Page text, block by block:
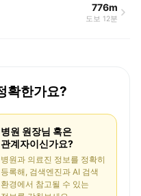
776m
도보 12분
확한가요?
병원 원장님 혹은
관계자이신가요?
병원과 의료진 정보를 정확히
등록해, 검색엔진과 AI 검색
환경에서 참고될 수 있는